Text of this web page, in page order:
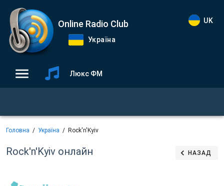
Online Radio Club
Україна
UK
Люкс ФМ
Головна Україна Rock'n'Kyiv
Rock'n'Kyiv онлайн НАЗАД